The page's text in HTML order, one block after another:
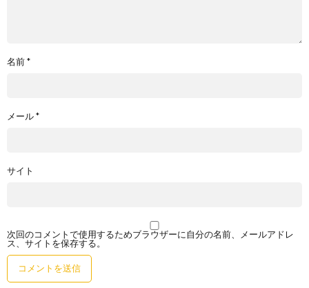
名前*
メール*
サイト
次回のコメントで使用するためブラウザーに自分の名前、メールアドレ
ス、サイトを保存する。